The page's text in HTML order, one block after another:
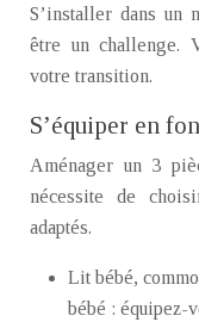
S’installer dans un
être un challenge.
votre transition.
S’équiper en
Aménager un 3
nécessite de
adaptés.
Lit bébé,
bébé : équipez-